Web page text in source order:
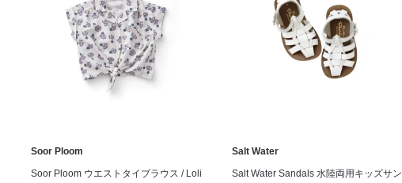
Soor Ploom
Soor Ploom ウエストタイブラウス / Loli
Salt Water
Salt Water Sandals 水陸両用キッズサン